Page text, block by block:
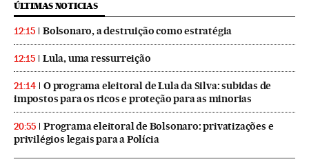
ÚLTIMAS NOTICIAS
12:15 Bolsonaro, a destruição como estratégia
12:15 Lula, uma ressurreição
21:14
O programa eleitoral de Lula da Silva: subidas de
impostos para os ricos e proteção para as minorias
20:55
Programa eleitoral de Bolsonaro: privatizações e
privilégios legais para a Polícia